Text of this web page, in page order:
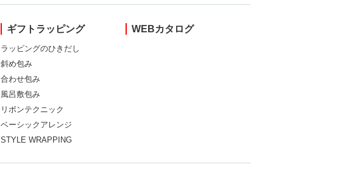
ギフトラッピング
ラッピングのひきだし
斜め包み
合わせ包み
風呂敷包み
リボンテクニック
ベーシックアレンジ
STYLE WRAPPING
WEBカタログ